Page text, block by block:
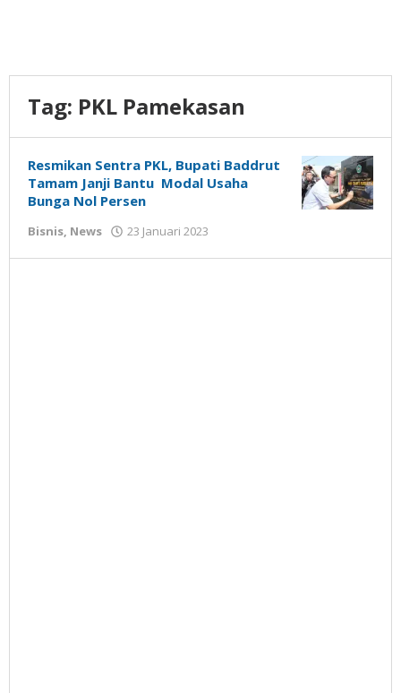
Tag: PKL Pamekasan
Resmikan Sentra PKL, Bupati Baddrut
Tamam Janji Bantu Modal Usaha
Bunga Nol Persen
Bisnis, News 23 Januari 2023
Susanto